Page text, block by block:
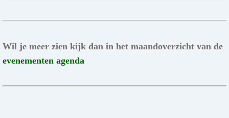
Wil je meer zien kijk dan in het maandoverzicht van de
evenementen agenda